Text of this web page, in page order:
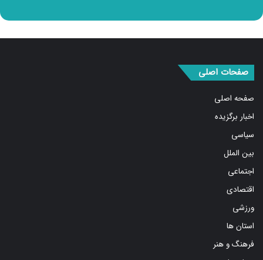
صفحات اصلی
اخبار برگزیده
اجتماعی
اقتصادی
ورزشی
استان ها
فرهنگ و هنر
درباره ما
صفحات اصلی